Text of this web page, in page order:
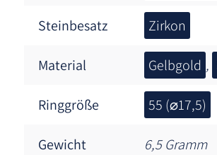
Steinbesatz Zirkon
Material Gelbgold ,
Ringgröße 55 (⌀17,5)
Gewicht 6,5 Gramm